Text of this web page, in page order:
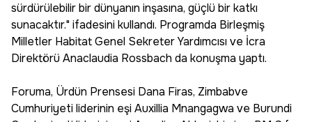
sürdürülebilir bir dünyanın inşasına, güçlü bir katkı
sunacaktır." ifadesini kullandı. Programda Birleşmiş
Milletler Habitat Genel Sekreter Yardımcısı ve İcra
Direktörü Anaclaudia Rossbach da konuşma yaptı.
Foruma, Ürdün Prensesi Dana Firas, Zimbabve
Cumhuriyeti liderinin eşi Auxillia Mnangagwa ve Burundi